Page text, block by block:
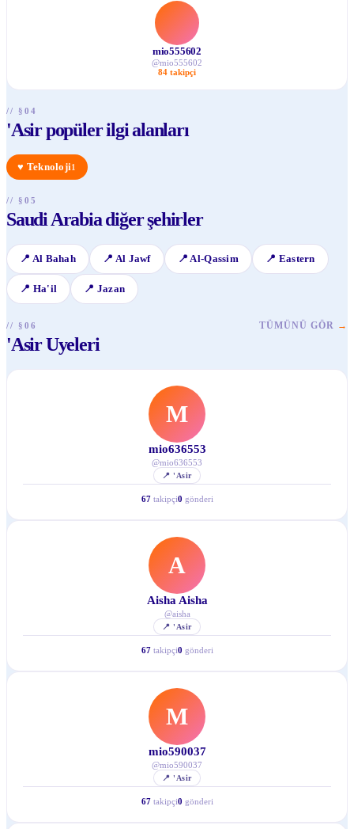
mio555602
@mio555602
84 takipçi
// §04
'Asir popüler ilgi alanları
♥ Teknoloji1
// §05
Saudi Arabia diğer şehirler
📍 Al Bahah 📍 Al Jawf 📍Al-Qassim 📍 Eastern
📍 Ha'il 📍 Jazan
// §06
'Asir Uyeleri
TÜMÜNÜ GÖR →
M
mio636553
@mio636553
📍'Asir
67 takipçi0 gönderi
A
Aisha Aisha
@aisha
📍'Asir
67 takipçi0 gönderi
M
mio590037
@mio590037
📍'Asir
67 takipçi0 gönderi